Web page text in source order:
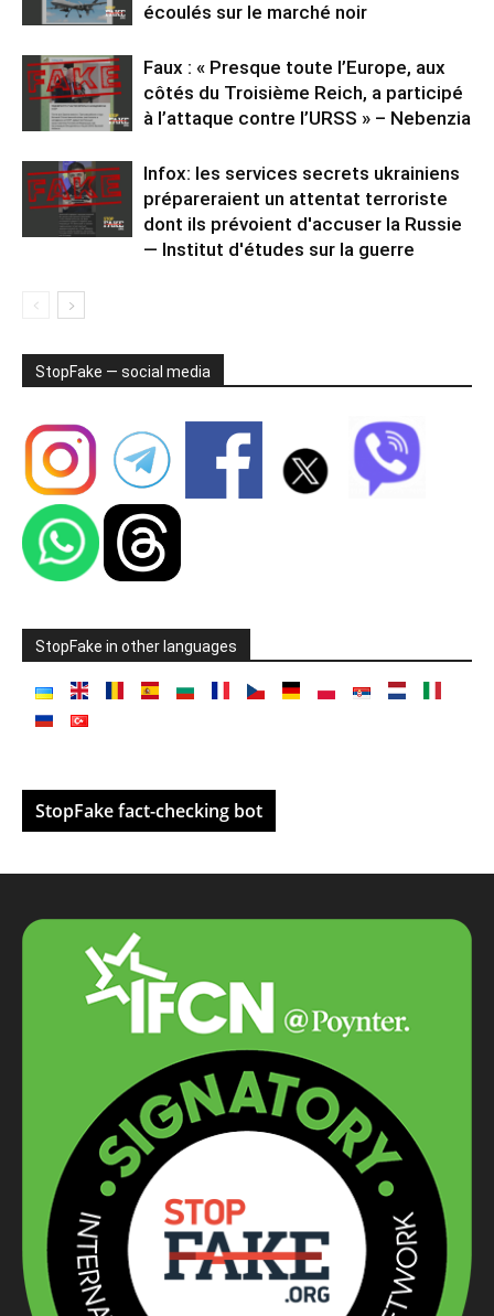
écoulés sur le marché noir
Faux : « Presque toute l’Europe, aux
côtés du Troisième Reich, a participé
à l’attaque contre l’URSS » – Nebenzia
Infox: les services secrets ukrainiens
prépareraient un attentat terroriste
dont ils prévoient d'accuser la Russie
— Institut d'études sur la guerre
StopFake — social media
StopFake in other languages
StopFake fact-checking bot